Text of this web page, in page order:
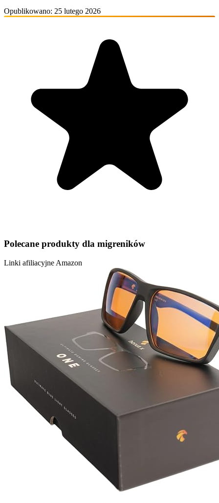
Opublikowano: 25 lutego 2026
Polecane produkty dla migreników
Linki afiliacyjne Amazon